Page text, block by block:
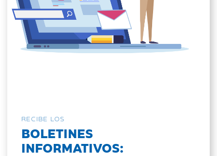
RECIBE LOS
BOLETINES
INFORMATIVOS: